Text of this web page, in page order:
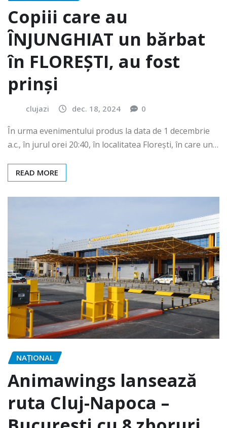
Copiii care au
ÎNJUNGHIAT un bărbat
în FLOREȘTI, au fost
prinși
clujazi dec. 18, 2024 0
În urma evenimentului produs la data de 1 decembrie
a.c., în jurul orei 20:40, în localitatea Florești, în care un…
READ MORE
NAŢIONAL
Animawings lansează
ruta Cluj-Napoca –